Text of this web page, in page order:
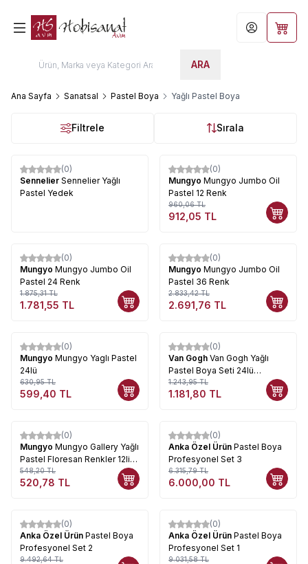
ARA
Hesabım
Ana Sayfa Sanatsal Pastel Boya Yağlı Pastel Boya
Filtrele Sırala
(0)
Sennelier Sennelier Yağlı
Pastel Yedek
%5
(0)
Mungyo Mungyo Jumbo Oil
Pastel 12 Renk
960,06TL
912,05 TL
%5
(0)
Mungyo Mungyo Jumbo Oil
Pastel 24 Renk
1.875,31TL
1.781,55 TL
%5
(0)
Mungyo Mungyo Jumbo Oil
Pastel 36 Renk
2.833,42TL
2.691,76 TL
%5
(0)
Mungyo Mungyo Yaglı Pastel
24lü
630,95TL
599,40 TL
%5
(0)
Van Gogh Van Gogh Yağlı
Pastel Boya Seti 24lü
RT95860024
1.243,95TL
1.181,80 TL
%5
(0)
Mungyo Mungyo Gallery Yağlı
Pastel Floresan Renkler 12li
MOP-12F
548,20TL
520,78 TL
%5
(0)
Anka Özel Ürün Pastel Boya
Profesyonel Set 3
6.315,79TL
6.000,00 TL
%5
(0)
Anka Özel Ürün Pastel Boya
Profesyonel Set 2
9.492,64TL
%5
(0)
Anka Özel Ürün Pastel Boya
Profesyonel Set 1
9.031,58TL